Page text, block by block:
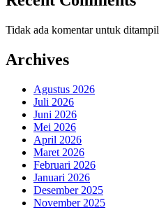
Tidak ada komentar untuk
Archives
Agustus 2026
Juli 2026
Juni 2026
Mei 2026
April 2026
Maret 2026
Februari 2026
Januari 2026
Desember 2025
November 2025